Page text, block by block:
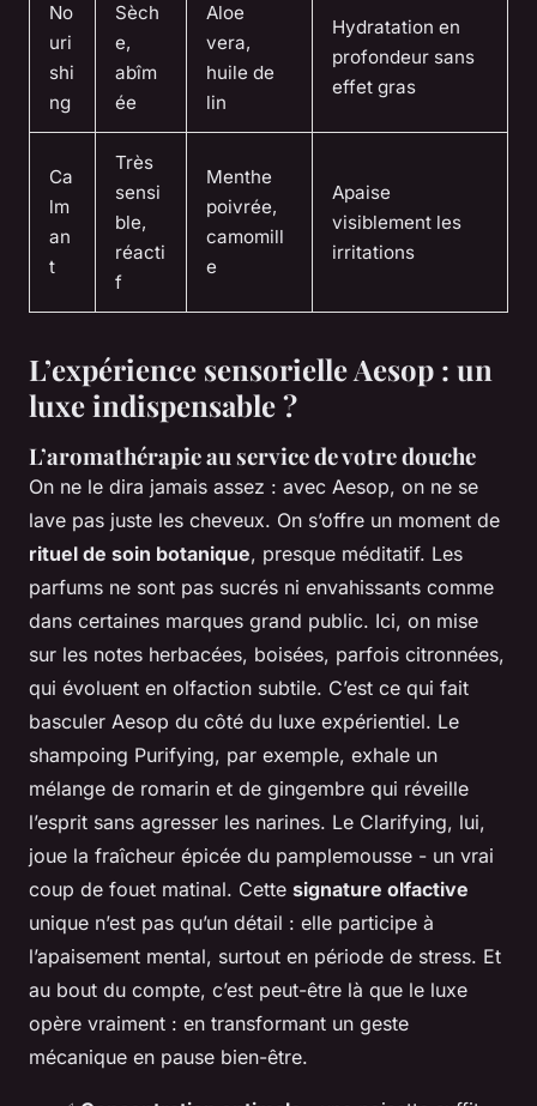
No
uri
shi
ng
Sèch
e,
abîm
ée
Aloe
vera,
huile de
lin
Hydratation en
profondeur sans
effet gras
Ca
lm
an
t
Très
sensi
ble,
réacti
f
Menthe
poivrée,
camomill
e
Apaise
visiblement les
irritations
L’expérience sensorielle Aesop : un
luxe indispensable ?
L’aromathérapie au service de votre douche
On ne le dira jamais assez : avec Aesop, on ne se
lave pas juste les cheveux. On s’offre un moment de
rituel de soin botanique, presque méditatif. Les
parfums ne sont pas sucrés ni envahissants comme
dans certaines marques grand public. Ici, on mise
sur les notes herbacées, boisées, parfois citronnées,
qui évoluent en olfaction subtile. C’est ce qui fait
basculer Aesop du côté du luxe expérientiel. Le
shampoing Purifying, par exemple, exhale un
mélange de romarin et de gingembre qui réveille
l’esprit sans agresser les narines. Le Clarifying, lui,
joue la fraîcheur épicée du pamplemousse - un vrai
coup de fouet matinal. Cette signature olfactive
unique n’est pas qu’un détail : elle participe à
l’apaisement mental, surtout en période de stress. Et
au bout du compte, c’est peut-être là que le luxe
opère vraiment : en transformant un geste
mécanique en pause bien-être.